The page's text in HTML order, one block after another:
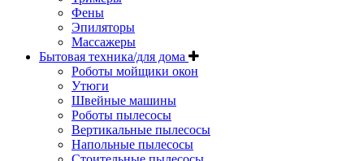
Фены
Эпиляторы
Массажеры
Бытовая техника/для дома
Роботы мойщики окон
Утюги
Швейные машины
Роботы пылесосы
Вертикальные пылесосы
Напольные пылесосы